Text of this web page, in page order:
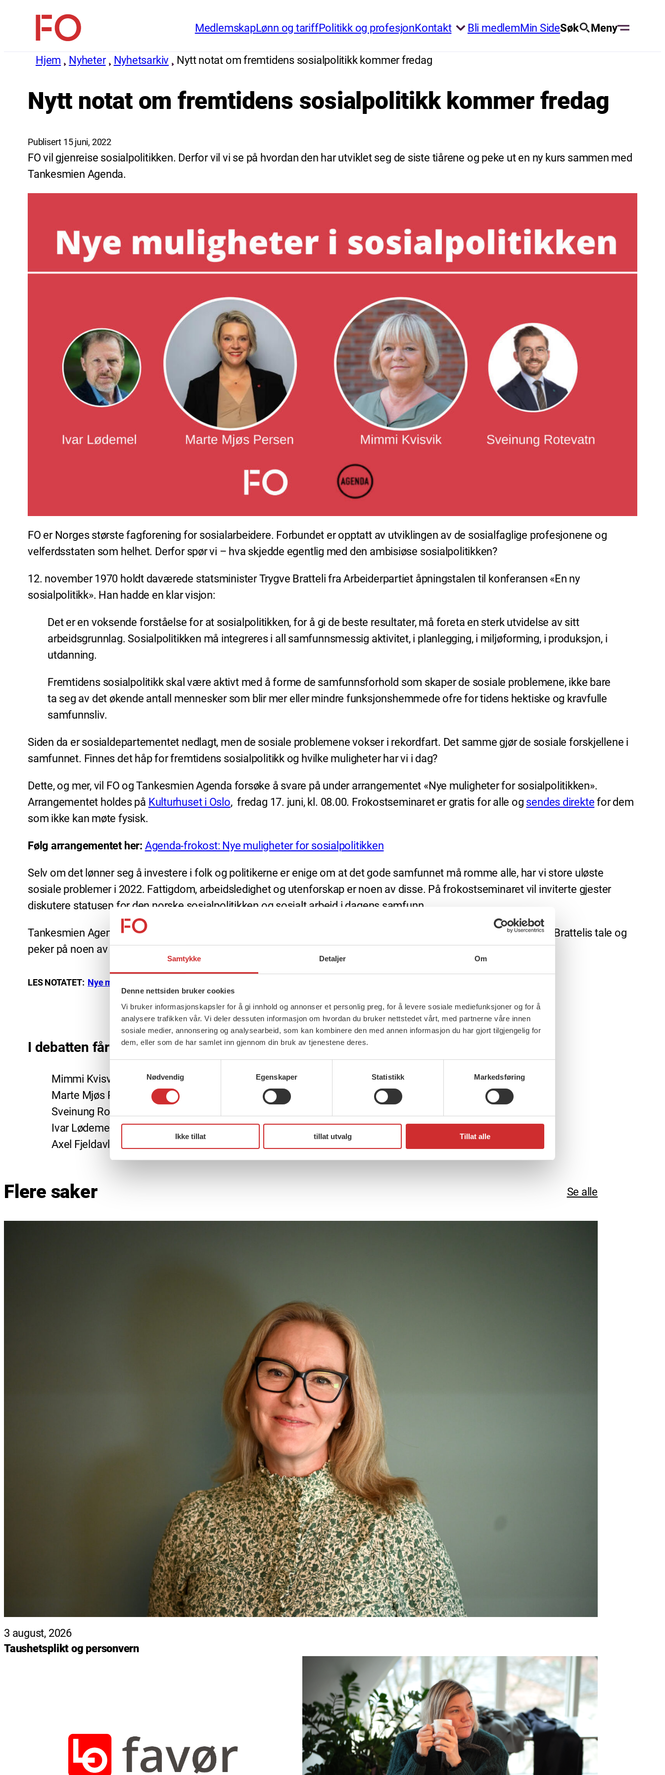
Samtykke Detaljer Om
Denne nettsiden bruker cookies
Vi bruker informasjonskapsler for å gi innhold og annonser et personlig preg, for å levere sosiale mediefunksjoner og for å
analysere trafikken vår. Vi deler dessuten informasjon om hvordan du bruker nettstedet vårt, med partnerne våre innen
sosiale medier, annonsering og analysearbeid, som kan kombinere den med annen informasjon du har gjort tilgjengelig for
dem, eller som de har samlet inn gjennom din bruk av tjenestene deres.
Nødvendig
Egenskaper Statistikk Markedsføring
Ikke tillat tillat utvalg Tillat alle
innholdFO
(Fellesorganisasjonen)
MedlemskapLønn og tariffPolitikk og profesjonKontakt Bli medlemMin SideSøk Meny
Hjem Nyheter Nyhetsarkiv Nytt notat om fremtidens sosialpolitikk kommer fredag
Nytt notat om fremtidens sosialpolitikk kommer fredag
Publisert 15 juni, 2022
FO vil gjenreise sosialpolitikken. Derfor vil vi se på hvordan den har utviklet seg de siste tiårene og peke ut en ny kurs sammen med
Tankesmien Agenda.
FO er Norges største fagforening for sosialarbeidere. Forbundet er opptatt av utviklingen av de sosialfaglige profesjonene og
velferdsstaten som helhet. Derfor spør vi – hva skjedde egentlig med den ambisiøse sosialpolitikken?
12. november 1970 holdt daværede statsminister Trygve Bratteli fra Arbeiderpartiet åpningstalen til konferansen «En ny
sosialpolitikk». Han hadde en klar visjon:
Det er en voksende forståelse for at sosialpolitikken, for å gi de beste resultater, må foreta en sterk utvidelse av sitt
arbeidsgrunnlag. Sosialpolitikken må integreres i all samfunnsmessig aktivitet, i planlegging, i miljøforming, i produksjon, i
utdanning.
Fremtidens sosialpolitikk skal være aktivt med å forme de samfunnsforhold som skaper de sosiale problemene, ikke bare
ta seg av det økende antall mennesker som blir mer eller mindre funksjonshemmede ofre for tidens hektiske og kravfulle
samfunnsliv.
Siden da er sosialdepartementet nedlagt, men de sosiale problemene vokser i rekordfart. Det samme gjør de sosiale forskjellene i
samfunnet. Finnes det håp for fremtidens sosialpolitikk og hvilke muligheter har vi i dag?
Dette, og mer, vil FO og Tankesmien Agenda forsøke å svare på under arrangementet «Nye muligheter for sosialpolitikken».
Arrangementet holdes på Kulturhuset i Oslo, fredag 17. juni, kl. 08.00. Frokostseminaret er gratis for alle og sendes direkte for dem
som ikke kan møte fysisk.
Følg arrangementet her: Agenda-frokost: Nye muligheter for sosialpolitikken
Selv om det lønner seg å investere i folk og politikerne er enige om at det gode samfunnet må romme alle, har vi store uløste
sosiale problemer i 2022. Fattigdom, arbeidsledighet og utenforskap er noen av disse. På frokostseminaret vil inviterte gjester
diskutere statusen for den norske sosialpolitikken og sosialt arbeid i dagens samfunn.
Tankesmien Agenda lanserer i dag notatet «Nye muligheter for sosialpolitikken» som tar for seg utviklingen siden Brattelis tale og
peker på noen av fremtidens løsninger.
LES NOTATET: Nye muligheter for sosialpolitikken
I debatten får du høre
Mimmi Kvisvik, forbundsleder i Fellesorganisasjonen (FO)
Marte Mjøs Persen, arbeids- og inkluderingsminister (Ap)
Sveinung Rotevatn, stortingsrepresentant (V)
Ivar Lødemel, professor ved OsloMet
Axel Fjeldavli og Tiril Halvorsen, rådgivere i Tankesmien Agenda og forfattere av notatet
Flere saker Se alle
3 august, 2026
Taushetsplikt og personvern